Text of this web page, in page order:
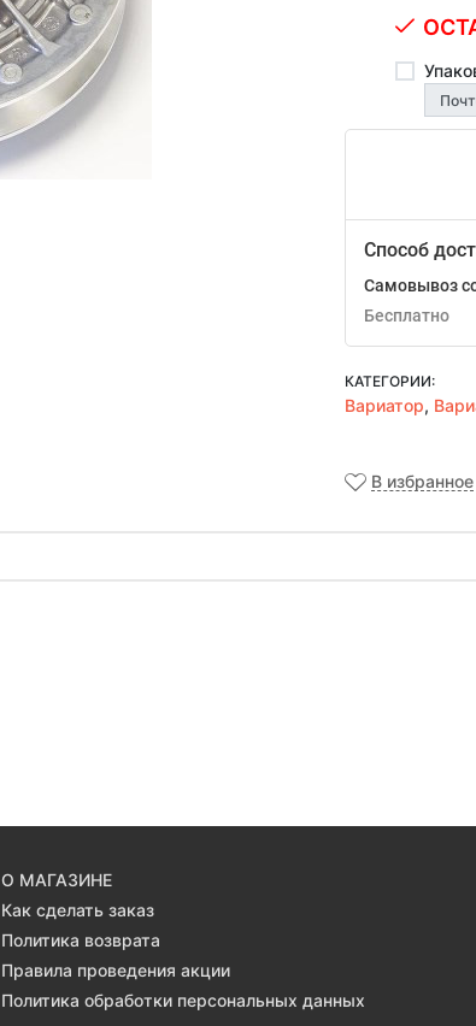
Способ
Самовывоз
Бесплатно
КАТЕГОРИИ:
Вариатор,
В избранное
О МАГАЗИНЕ
Как сделать заказ
Политика возврата
Правила проведения акции
Политика обработки персональных данных